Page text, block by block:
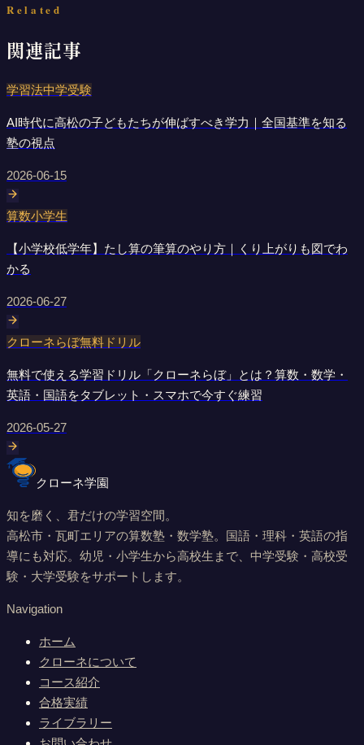
Related
関連記事
学習法中学受験
AI時代に高松の子どもたちが伸ばすべき学力｜全国基準を知る
塾の視点
2026-06-15
算数小学生
【小学校低学年】たし算の筆算のやり方｜くり上がりも図でわ
かる
2026-06-27
クローネらぼ無料ドリル
無料で使える学習ドリル「クローネらぼ」とは？算数・数学・
英語・国語をタブレット・スマホで今すぐ練習
2026-05-27
クローネ学園
知を磨く、君だけの学習空間。
高松市・瓦町エリアの算数塾・数学塾。国語・理科・英語の指
導にも対応。幼児・小学生から高校生まで、中学受験・高校受
験・大学受験をサポートします。
Navigation
ホーム
クローネについて
コース紹介
合格実績
ライブラリー